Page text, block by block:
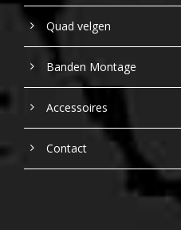
Quad velgen
Banden Montage
Accessoires
Contact